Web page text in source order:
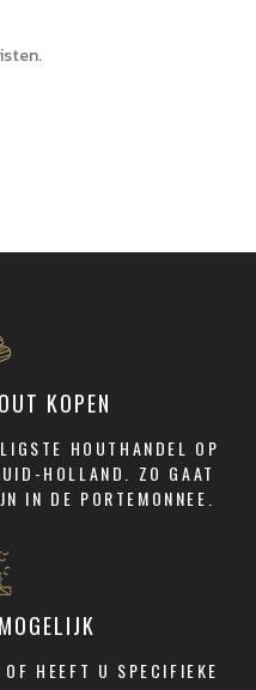
KOPEN
HOUTHANDEL OP
HOLLAND. ZO GAAT
IN DE PORTEMONNEE.
HEEFT U SPECIFIEKE